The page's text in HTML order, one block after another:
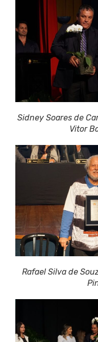
Sidney Soares de
Vitor
Rafael Silva de